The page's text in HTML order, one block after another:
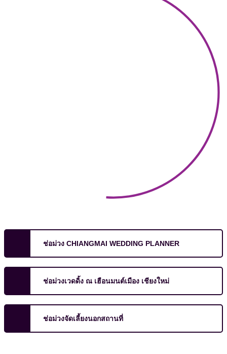
ช่อม่วง CHIANGMAI WEDDING PLANNER
ช่อม่วงเวดดิ้ง ณ เฮือนมนต์เมือง เชียงใหม่
ช่อม่วงจัดเลี้ยงนอกสถานที่